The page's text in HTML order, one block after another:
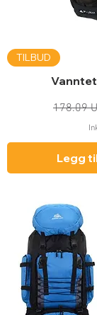
TILBUD
Vanlig
178.09
Legg